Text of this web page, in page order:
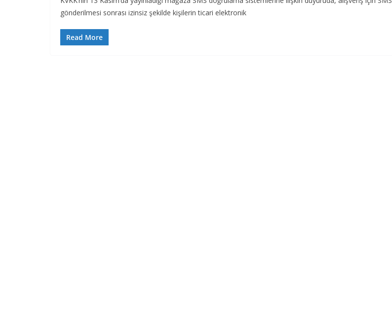
gönderilmesi sonrası izinsiz şekilde kişilerin ticari elektronik
Read More